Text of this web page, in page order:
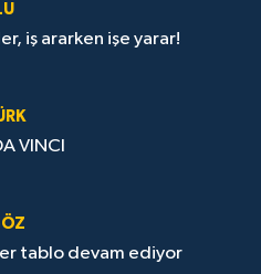
iş ararken işe yarar!
VINCI
tablo devam ediyor